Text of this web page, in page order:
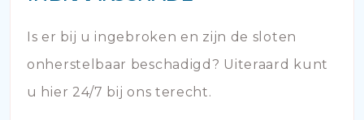
Is er bij u ingebroken en zijn de sloten
onherstelbaar beschadigd? Uiteraard kunt
u hier 24/7 bij ons terecht.